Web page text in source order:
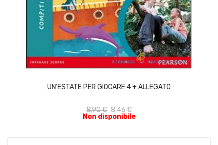
UN'ESTATE PER GIOCARE 4 + ALLEGATO
8,90 € 8,46 €
Non disponibile
ACQUISTA